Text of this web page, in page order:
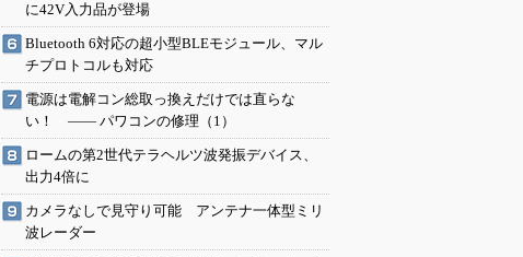
に42V入力品が登場
Bluetooth 6対応の超小型BLEモジュール、マル
チプロトコルも対応
電源は電解コン総取っ換えだけでは直らな
い！ ―― パワコンの修理（1）
ロームの第2世代テラヘルツ波発振デバイス、
出力4倍に
カメラなしで見守り可能 アンテナ一体型ミリ
波レーダー